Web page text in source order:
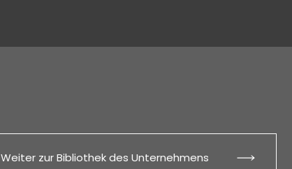
Weiter zur Bibliothek des Unternehmens